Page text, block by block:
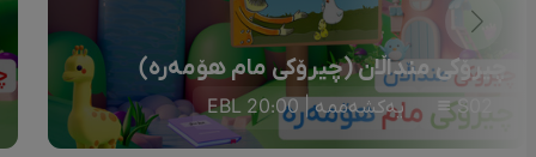
چیرۆکی منداڵان (چیرۆکی مام هۆمەرە)
S02 یەکشەممە | 20:00 EBL